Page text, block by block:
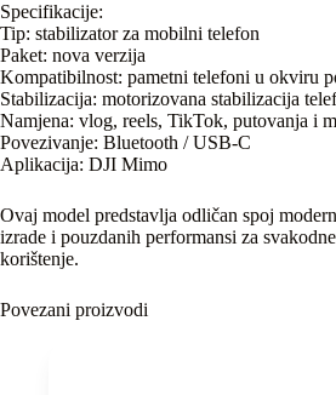
Specifikacije:
Tip: stabilizator za mobilni telefon
Paket: nova verzija
Kompatibilnost: pametni telefoni u okviru
Stabilizacija: motorizovana stabilizacija
Namjena: vlog, reels, TikTok, putovanja i
Povezivanje: Bluetooth / USB-C
Aplikacija: DJI Mimo
Ovaj model predstavlja odličan spoj
izrade i pouzdanih performansi za
korištenje.
Povezani proizvodi